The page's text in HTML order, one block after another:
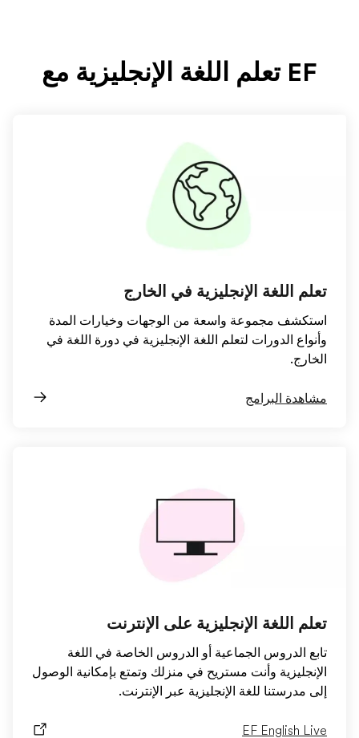
EF تعلم اللغة الإنجليزية مع
تعلم اللغة الإنجليزية في الخارج
استكشف مجموعة واسعة من الوجهات وخيارات المدة
وأنواع الدورات لتعلم اللغة الإنجليزية في دورة اللغة في
الخارج.
مشاهدة البرامج
تعلم اللغة الإنجليزية على الإنترنت
تابع الدروس الجماعية أو الدروس الخاصة في اللغة
الإنجليزية وأنت مستريح في منزلك وتمتع بإمكانية الوصول
إلى مدرستنا للغة الإنجليزية عبر الإنترنت.
EF English Live